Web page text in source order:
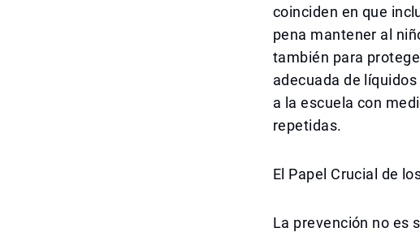
coinciden en que
pena mantener al
también para
adecuada de
a la escuela con
repetidas.
El Papel Crucial de
La prevención no es